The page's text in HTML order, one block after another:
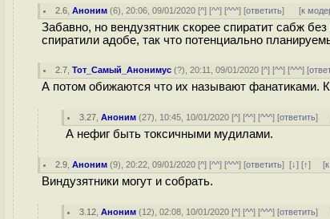
2.6 ,Аноним (6), 20:06, 09/01/2020 [^] [^^] [^^^] [ответить] [к
Забавно, но вендузятник скорее спиратит сабж
спиратили адобе, так что потенциально
2.7 ,Тот_Самый_Анонимус (?), 20:11, 09/01/2020 [^] [^^] [^^^] [
А потом обижаются что их называют фанатиками.
3.27 ,Аноним (27), 10:45, 10/01/2020 [^] [^^] [^^^] [ответить]
А нефиг быть токсичными мудилами.
2.9 ,Аноним (9), 20:22, 09/01/2020 [^] [^^] [^^^] [ответить][↓] [↑] [
Виндузятники могут и собрать.
3.12 ,Аноним (12), 02:08, 10/01/2020 [^] [^^] [^^^] [ответить]